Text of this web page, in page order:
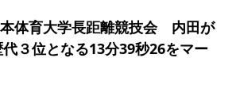
本体育大学長距離競技会 内田が
３位となる13分39秒26をマー